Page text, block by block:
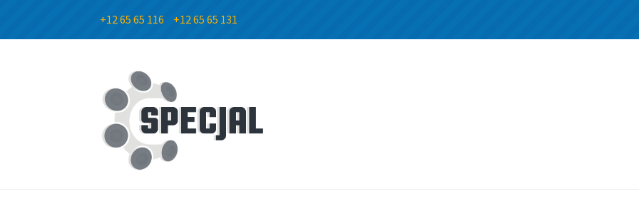
+12 65 65 116 +12 65 65 131
Przejdź
do
nawigacji
Przejdź
do
treści